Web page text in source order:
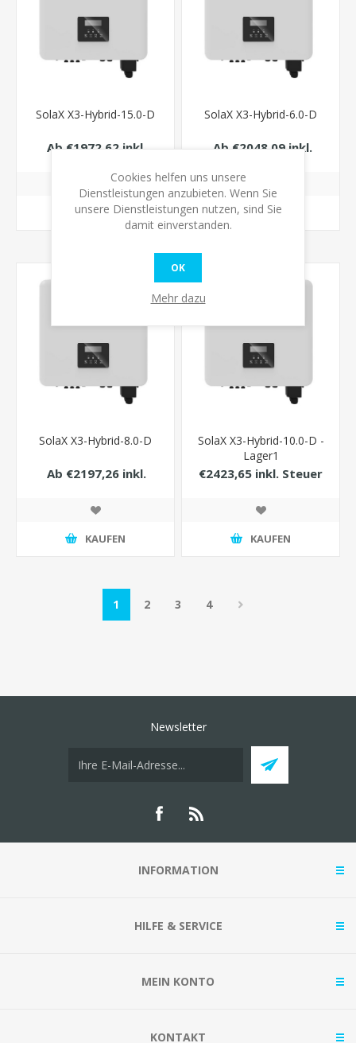
SolaX X3-Hybrid-15.0-D
Ab €1972,62 inkl.
KAUFEN
SolaX X3-Hybrid-6.0-D
Ab €2048,09 inkl.
KAUFEN
SolaX X3-Hybrid-8.0-D
Ab €2197,26 inkl.
KAUFEN
SolaX X3-Hybrid-10.0-D -
Lager1
€2423,65 inkl. Steuer
KAUFEN
1 2 3 4
Newsletter
INFORMATION
HILFE & SERVICE
MEIN KONTO
KONTAKT
Cookies helfen uns unsere
Dienstleistungen anzubieten. Wenn Sie
unsere Dienstleistungen nutzen, sind Sie
damit einverstanden.
OK
Mehr dazu